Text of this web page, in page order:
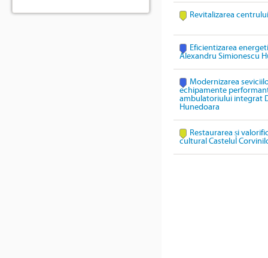
Revitalizarea
Eficientizarea
Alexandru Simionescu
Modernizarea
echipamente
ambulatoriului integrat
Hunedoara
Restaurarea și
cultural Castelul